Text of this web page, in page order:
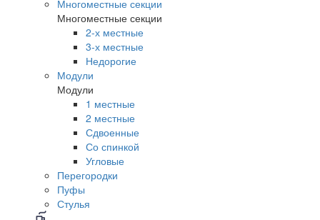
Многоместные секции
Многоместные секции
2-х местные
3-х местные
Недорогие
Модули
Модули
1 местные
2 местные
Сдвоенные
Со спинкой
Угловые
Перегородки
Пуфы
Стулья